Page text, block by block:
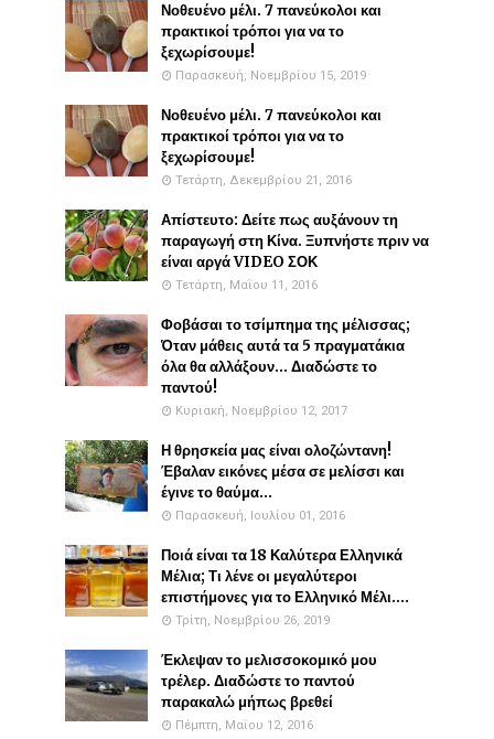
Νοθευένο μέλι. 7 πανεύκολοι και
πρακτικοί τρόποι για να το
ξεχωρίσουμε!
Παρασκευή, Νοεμβρίου 15, 2019
Νοθευένο μέλι. 7 πανεύκολοι και
πρακτικοί τρόποι για να το
ξεχωρίσουμε!
Τετάρτη, Δεκεμβρίου 21, 2016
Απίστευτο: Δείτε πως αυξάνουν τη
παραγωγή στη Κίνα. Ξυπνήστε πριν να
είναι αργά VIDEO ΣΟΚ
Τετάρτη, Μαΐου 11, 2016
Φοβάσαι το τσίμπημα της μέλισσας;
Όταν μάθεις αυτά τα 5 πραγματάκια
όλα θα αλλάξουν... Διαδώστε το
παντού!
Κυριακή, Νοεμβρίου 12, 2017
Η θρησκεία μας είναι ολοζώντανη!
Έβαλαν εικόνες μέσα σε μελίσσι και
έγινε το θαύμα...
Παρασκευή, Ιουλίου 01, 2016
Ποιά είναι τα 18 Καλύτερα Ελληνικά
Μέλια; Τι λένε οι μεγαλύτεροι
επιστήμονες για το Ελληνικό Μέλι....
Τρίτη, Νοεμβρίου 26, 2019
Έκλεψαν το μελισσοκομικό μου
τρέλερ. Διαδώστε το παντού
παρακαλώ μήπως βρεθεί
Πέμπτη, Μαΐου 12, 2016